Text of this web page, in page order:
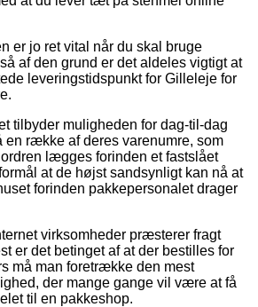
er jo ret vital når du skal bruge
af den grund er det aldeles vigtigt at
leveringstidspunkt for Gilleleje for
tilbyder muligheden for dag-til-dag
en række af deres varenumre, som
lægges forinden et fastslået
at de højst sandsynligt kan nå at
forinden pakkepersonalet drager
virksomheder præsterer fragt
er det betinget af at der bestilles for
må man foretrække den mest
der mange gange vil være at få
til en pakkeshop.